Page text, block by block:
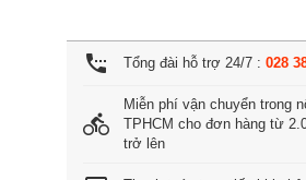
settings_phone Tổng đài hỗ trợ 24/7 : 028
directions_bike
Miễn phí vận chuyển trong
TPHCM cho đơn hàng từ
trở lên